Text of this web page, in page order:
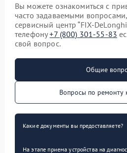
Вы можете ознакомиться с
часто задаваемыми
сервисный центр “FIX-
телефону+7 (800) 301-55-83
свой вопрос.
Общие
Вопросы по
Какие документы вы предоставляете?
На этапе приема устройства на